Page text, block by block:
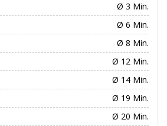
Ø 3 Min.
Ø 6 Min.
Ø 8 Min.
Ø 12 Min.
Ø 14 Min.
Ø 19 Min.
Ø 20 Min.